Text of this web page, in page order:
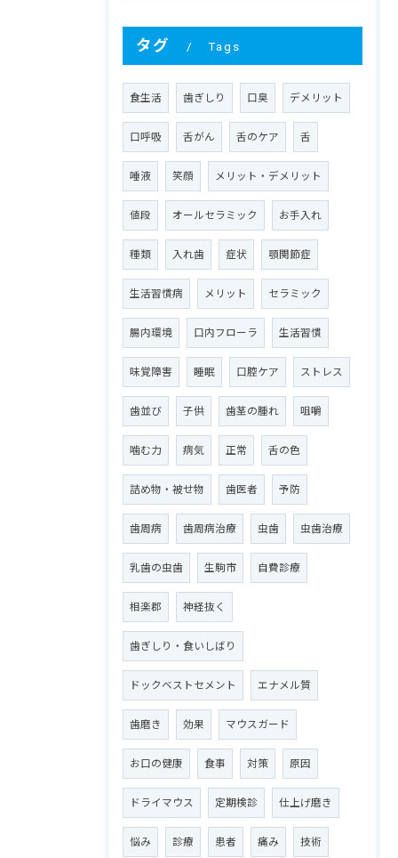
タグ Tags
食生活 歯ぎしり 口臭 デメリット
口呼吸 舌がん 舌のケア 舌
唾液 笑顔 メリット・デメリット
値段 オールセラミック お手入れ
種類 入れ歯 症状 顎関節症
生活習慣病 メリット セラミック
腸内環境 口内フローラ 生活習慣
味覚障害 睡眠 口腔ケア ストレス
歯並び 子供 歯茎の腫れ 咀嚼
噛む力 病気 正常 舌の色
詰め物・被せ物 歯医者 予防
歯周病 歯周病治療 虫歯 虫歯治療
乳歯の虫歯 生駒市 自費診療
相楽郡 神経抜く
歯ぎしり・食いしばり
ドックベストセメント エナメル質
歯磨き 効果 マウスガード
お口の健康 食事 対策 原因
ドライマウス 定期検診 仕上げ磨き
悩み 診療 患者 痛み 技術